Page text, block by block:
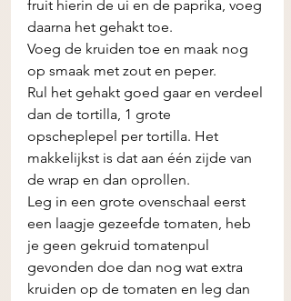
fruit hierin de ui en de paprika, voeg
daarna het gehakt toe.
Voeg de kruiden toe en maak nog
op smaak met zout en peper.
Rul het gehakt goed gaar en verdeel
dan de tortilla, 1 grote
opscheplepel per tortilla. Het
makkelijkst is dat aan één zijde van
de wrap en dan oprollen.
Leg in een grote ovenschaal eerst
een laagje gezeefde tomaten, heb
je geen gekruid tomatenpul
gevonden doe dan nog wat extra
kruiden op de tomaten en leg dan